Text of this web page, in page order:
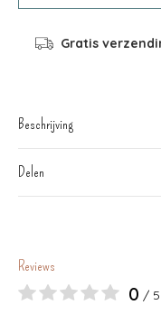
Gratis
Beschrijving
Delen
Reviews
0 / 5